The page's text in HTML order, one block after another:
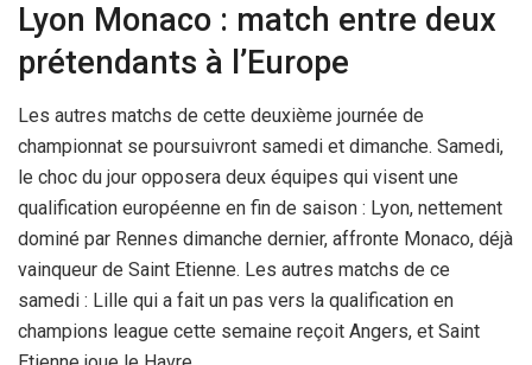
Lyon Monaco : match entre deux
prétendants à l’Europe
Les autres matchs de cette deuxième journée de
championnat se poursuivront samedi et dimanche. Samedi,
le choc du jour opposera deux équipes qui visent une
qualification européenne en fin de saison : Lyon, nettement
dominé par Rennes dimanche dernier, affronte Monaco, déjà
vainqueur de Saint Etienne. Les autres matchs de ce
samedi : Lille qui a fait un pas vers la qualification en
champions league cette semaine reçoit Angers, et Saint